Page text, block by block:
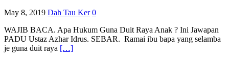
May 8, 2019 Dah Tau Ker 0
WAJIB BACA. Apa Hukum Guna Duit Raya Anak ? Ini Jawapan
PADU Ustaz Azhar Idrus. SEBAR. Ramai ibu bapa yang selamba
je guna duit raya […]